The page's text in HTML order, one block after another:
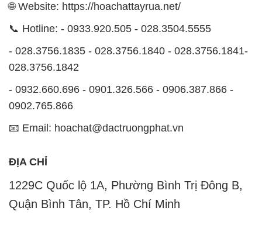
0902.765.866
📧 Email: hoachat@dactruongphat.vn
ĐỊA CHỈ
1229C Quốc lộ 1A, Phường Bình Trị Đông B,
Quận Bình Tân, TP. Hồ Chí Minh
CÔNG TY XNK TM SX HÓA CHẤT ĐẮC TRƯỜNG
PHÁT